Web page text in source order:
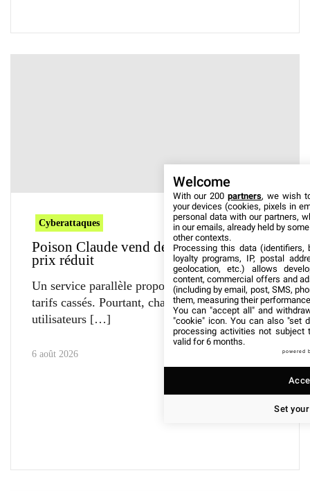
Cyberattaques
Poison Claude vend des accès Claude à
prix réduit
Un service parallèle propose des accès Claude à
tarifs cassés. Pourtant, chaque requête des
utilisateurs
6 août 2026
Welcome
With our 200partners, we wish
your devices (cookies, pixels in
personal data with our partners,
in our emails, already held by
other contexts.
Processing this data (identifiers,
loyalty programs, IP, postal
geolocation, etc.) allows
content, commercial offers and
(including by email, post, SMS,
them, measuring their
You can "accept all" and
"cookie" icon. You can also "set
processing activities not subject
valid for 6 months.
powered
Set